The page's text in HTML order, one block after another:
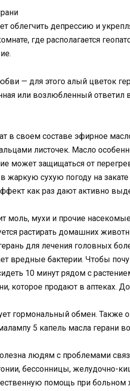
облегчить депрессию и
где располагается
— для этого алый цветок
или возлюбленный ответил
в своем составе эфирное
листочек. Масло
может защищаться от
в жаркую сухую погоду на
как раз дают активно
моль, мухи и прочие
растирать домашних
для лечения головных
вредные бактерии. Чтобы
10 минут рядом с
которое продают в аптеках.
гормональный обмен. Также
5 капель масла герани
людям с проблемами
бессонницы, желудочно-
помощь при больном